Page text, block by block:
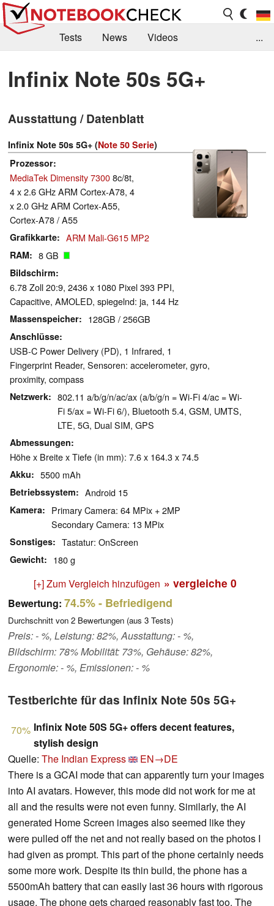
Tests News
Videos
Kaufberatung
Deals Suche
Jobs
Forum
...
Infinix Note 50s 5G+
Ausstattung / Datenblatt
Infinix Note 50s 5G+ (Note 50 Serie)
Prozessor
MediaTek Dimensity 73008c/8t,
4 x 2.6 GHz ARM Cortex-A78, 4
x 2.0 GHz ARM Cortex-A55,
Cortex-A78 / A55
Grafikkarte ARM Mali-G615 MP2
RAM 8 GB
Bildschirm
6.78 Zoll 20:9, 2436 x 1080 Pixel 393 PPI,
Capacitive, AMOLED, spiegelnd: ja, 144 Hz
Massenspeicher 128GB / 256GB
Anschlüsse
USB-C Power Delivery (PD), 1 Infrared, 1
Fingerprint Reader, Sensoren: accelerometer, gyro,
proximity, compass
Netzwerk
802.11 a/b/g/n/ac/ax (a/b/g/n = Wi-Fi 4/ac = Wi-
Fi 5/ax = Wi-Fi 6/), Bluetooth 5.4, GSM, UMTS,
LTE, 5G, Dual SIM, GPS
Abmessungen
Höhe x Breite x Tiefe (in mm): 7.6 x 164.3 x 74.5
Akku 5500 mAh
Betriebssystem Android 15
Kamera
Primary Camera: 64 MPix + 2MP
Secondary Camera: 13 MPix
Sonstiges Tastatur: OnScreen
Gewicht 180 g
[+] Zum Vergleich hinzufügen » vergleiche 0
Bewertung: 74.5%- Befriedigend
Durchschnitt von 2 Bewertungen (aus 3 Tests)
Preis: - %, Leistung: 82%, Ausstattung: - %,
Bildschirm: 78% Mobilität: 73%, Gehäuse: 82%,
Ergonomie: - %, Emissionen: - %
Testberichte für das Infinix Note 50s 5G+
70% Infinix Note 50S 5G+ offers decent features,
stylish design
Quelle: The Indian Express
EN→DE
There is a GCAI mode that can apparently turn your images
into AI avatars. However, this mode did not work for me at
all and the results were not even funny. Similarly, the AI
generated Home Screen images also seemed like they
were pulled off the net and not really based on the photos I
had given as prompt. This part of the phone certainly needs
some more work. Despite its thin build, the phone has a
5500mAh battery that can easily last 36 hours with rigorous
usage. The phone gets charged reasonably fast too. The